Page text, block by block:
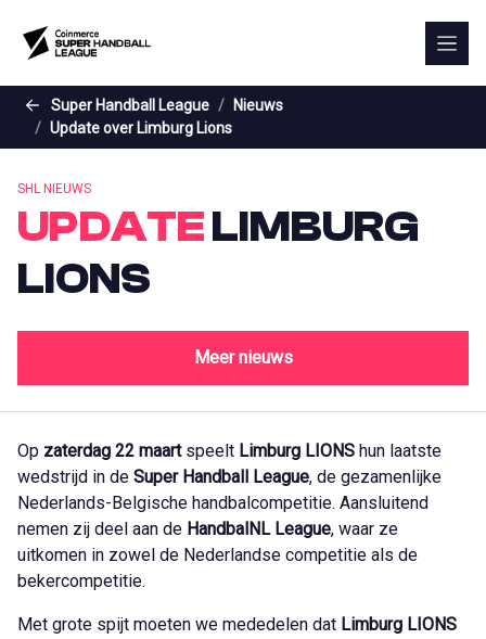
Super Handball League
Nieuws
Update over Limburg Lions
SHL NIEUWS
UPDATELIMBURG
LIONS
Meer nieuws
Op zaterdag 22 maartspeelt Limburg LIONS hun laatste
wedstrijd in de Super Handball League, de gezamenlijke
Nederlands-Belgische handbalcompetitie. Aansluitend
nemen zij deel aan de HandbalNL League, waar ze
uitkomen in zowel de Nederlandse competitie als de
bekercompetitie.
Met grote spijt moeten we mededelen dat Limburg LIONS